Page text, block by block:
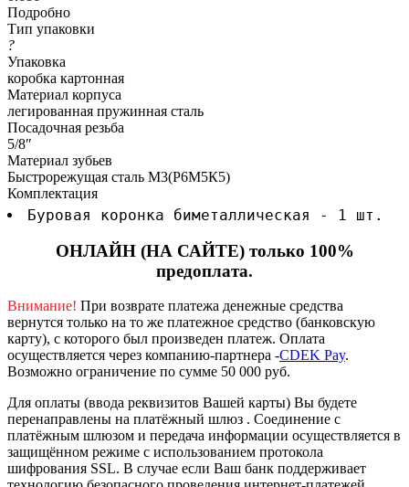
Подробно
Тип упаковки
?
Упаковка
коробка картонная
Материал корпуса
легированная пружинная сталь
Посадочная резьба
5/8″
Материал зубьев
Быстрорежущая сталь М3(Р6М5К5)
Комплектация
Буровая коронка биметаллическая - 1 шт.
ОНЛАЙН (НА САЙТЕ) только 100%
предоплата.
Внимание! При возврате платежа денежные средства
вернутся только на то же платежное средство (банковскую
карту), с которого был произведен платеж. Оплата
осуществляется через компанию-партнера -CDEK Pay.
Возможно ограничение по сумме 50 000 руб.
Для оплаты (ввода реквизитов Вашей карты) Вы будете
перенаправлены на платёжный шлюз . Соединение с
платёжным шлюзом и передача информации осуществляется в
защищённом режиме с использованием протокола
шифрования SSL. В случае если Ваш банк поддерживает